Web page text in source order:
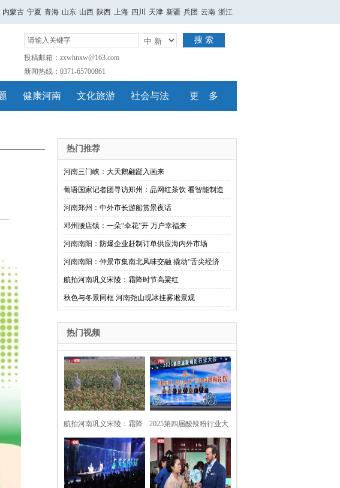
内蒙古 宁夏 青海 山东 山西 陕西 上海 四川 天津 新疆 兵团 云南 浙江
搜 索
投稿邮箱：zxwhnxw@163.com
新闻热线：0371-65700861
健康河南 文化旅游 社会与法 更 多
热门推荐
河南三门峡：大天鹅翩跹入画来
葡语国家记者团寻访郑州：品网红茶饮 看智能制造
河南郑州：中外市长游船赏景夜话
邓州腰店镇：一朵“伞花”开 万户幸福来
河南南阳：防爆企业赶制订单供应海内外市场
河南南阳：仲景市集南北风味交融 撬动“舌尖经济
航拍河南巩义宋陵：霜降时节高粱红
秋色与冬景同框 河南尧山现冰挂雾凇景观
热门视频
航拍河南巩义宋陵：霜降
时节高粱红
2025第四届酸辣粉行业大
会在河南开封举行